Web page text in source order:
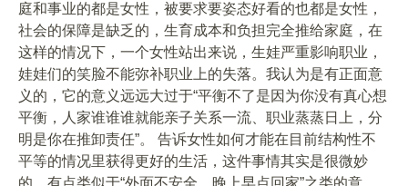
庭和事业的都是女性，被要求要姿态好看的也都是女性，
社会的保障是缺乏的，生育成本和负担完全推给家庭，在
这样的情况下，一个女性站出来说，生娃严重影响职业，
娃娃们的笑脸不能弥补职业上的失落。我认为是有正面意
义的，它的意义远远大过于“平衡不了是因为你没有真心想
平衡，人家谁谁谁就能亲子关系一流、职业蒸蒸日上，分
明是你在推卸责任”。 告诉女性如何才能在目前结构性不
平等的情况里获得更好的生活，这件事情其实是很微妙
的。有点类似于“外面不安全，晚上早点回家”之类的意